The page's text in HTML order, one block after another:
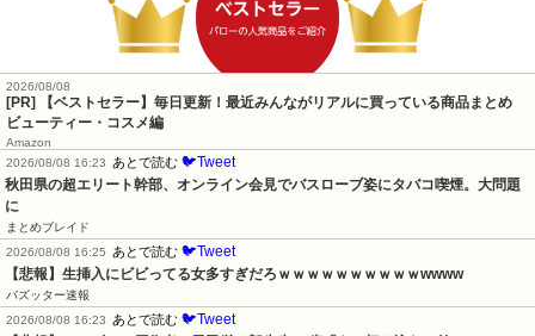
2026/08/08
[PR] 【ベストセラー】毎日更新！最近みんながリアルに買っている商品まとめ
ビューティー・コスメ編
Amazon
2026/08/08 16:23
あとで読む 🐦Tweet
秋田県の超エリート幹部、オンライン会見でバスローブ姿にタバコ喫煙。大問題
に
まとめブレイド
2026/08/08 16:25
あとで読む 🐦Tweet
【悲報】生挿入にビビってる女多すぎだろｗｗｗｗｗｗｗｗｗｗwwww
バズッター速報
2026/08/08 16:23
あとで読む 🐦Tweet